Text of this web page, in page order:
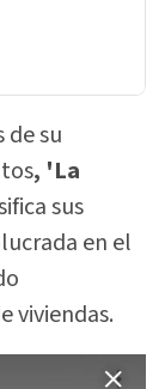
su
, 'La
sus
en el
viviendas.